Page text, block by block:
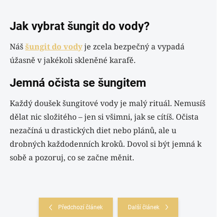
Jak vybrat šungit do vody?
Náššungit do vodyje zcela bezpečný a vypadá
úžasně v jakékoli skleněné karafě.
Jemná očista se šungitem
Každý doušek šungitové vody je malý rituál. Nemusíš
dělat nic složitého – jen si všimni, jak se cítíš. Očista
nezačíná u drastických diet nebo plánů, ale u
drobných každodenních kroků. Dovol si být jemná k
sobě a pozoruj, co se začne měnit.
Předchozí článek Další článek